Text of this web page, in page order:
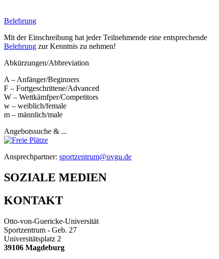
Belehrung
Mit der Einschreibung hat jeder Teilnehmende eine entsprechende
Belehrung zur Kenntnis zu nehmen!
Abkürzungen/Abbreviation
A – Anfänger/Beginners
F – Fortgeschrittene/Advanced
W – Wettkämfper/Competitors
w – weiblich/female
m – männlich/male
Angebotssuche & ...
Ansprechpartner: sportzentrum@ovgu.de
SOZIALE MEDIEN
KONTAKT
Otto-von-Guericke-Universität
Sportzentrum - Geb. 27
Universitätsplatz 2
39106 Magdeburg